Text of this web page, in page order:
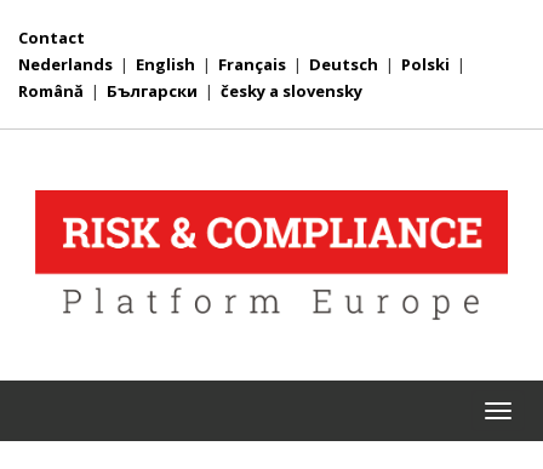
Contact
Nederlands | English | Français | Deutsch | Polski |
Română | Български | česky a slovensky